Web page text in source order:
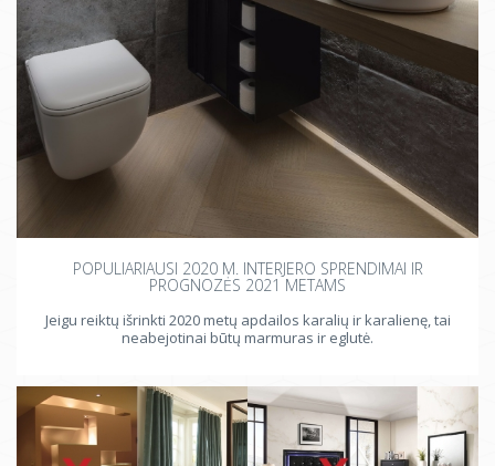
POPULIARIAUSI 2020 M. INTERJERO SPRENDIMAI IR
PROGNOZĖS 2021 METAMS
Jeigu reiktų išrinkti 2020 metų apdailos karalių ir karalienę, tai
neabejotinai būtų marmuras ir eglutė.